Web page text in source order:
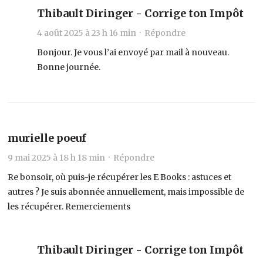
Thibault Diringer - Corrige ton Impôt
4 août 2025 à 23 h 16 min · Répondre
Bonjour. Je vous l’ai envoyé par mail à nouveau.
Bonne journée.
murielle poeuf
9 mai 2025 à 18 h 18 min · Répondre
Re bonsoir, où puis-je récupérer les E Books : astuces et
autres ? Je suis abonnée annuellement, mais impossible de
les récupérer. Remerciements
Thibault Diringer - Corrige ton Impôt